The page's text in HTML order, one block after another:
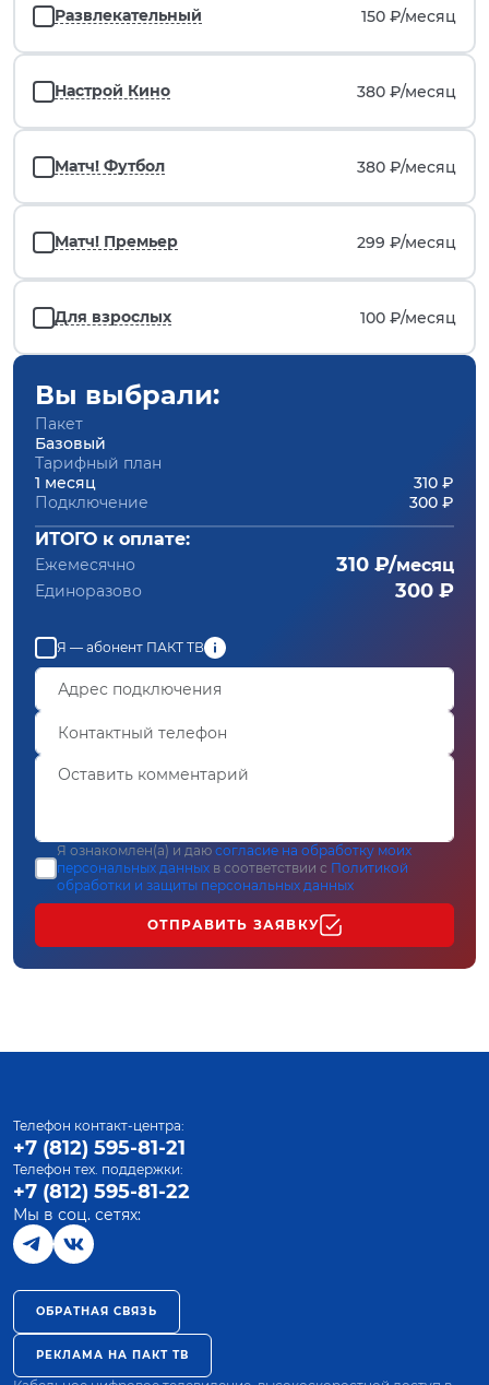
Развлекательный 150 ₽/месяц
Настрой Кино 380 ₽/месяц
Матч! Футбол 380 ₽/месяц
Матч! Премьер 299 ₽/месяц
Для взрослых 100 ₽/месяц
Вы выбрали:
Пакет
Базовый
Тарифный план
1 месяц
310 ₽
Подключение
300 ₽
ИТОГО к оплате:
Ежемесячно 310 ₽/месяц
Единоразово 300 ₽
Я — абонент ПАКТ ТВ
Я ознакомлен(а) и даю согласие на обработку моих
персональных данных в соответствии с Политикой
обработки и защиты персональных данных
ОТПРАВИТЬ ЗАЯВКУ
Телефон контакт-центра:
+7 (812) 595-81-21
Телефон тех. поддержки:
+7 (812) 595-81-22
Мы в соц. сетях:
ОБРАТНАЯ СВЯЗЬ
РЕКЛАМА НА ПАКТ ТВ